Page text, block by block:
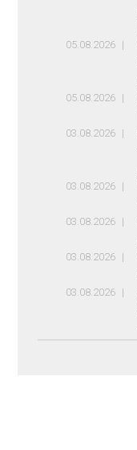
05.08.2026
05.08.2026
03.08.2026
03.08.2026
03.08.2026
03.08.2026
03.08.2026